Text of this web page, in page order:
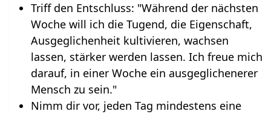
Triff den Entschluss: "Während der nächsten
Woche will ich die Tugend, die Eigenschaft,
Ausgeglichenheit kultivieren, wachsen
lassen, stärker werden lassen. Ich freue mich
darauf, in einer Woche ein ausgeglichenerer
Mensch zu sein."
Nimm dir vor, jeden Tag mindestens eine